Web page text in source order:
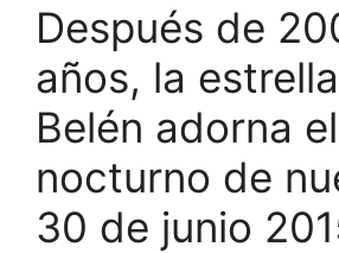
Después de
años, la
Belén adorna
nocturno de
30 de junio